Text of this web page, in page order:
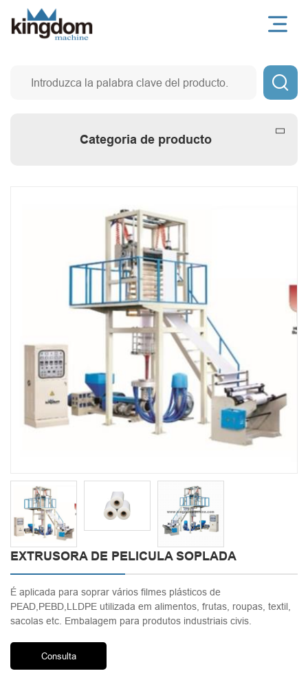

Categoria de producto
EXTRUSORA DE PELICULA SOPLADA
É aplicada para soprar vários filmes plásticos de
PEAD,PEBD,LLDPE utilizada em alimentos, frutas, roupas, textil,
sacolas etc. Embalagem para produtos industriais civis.
Consulta